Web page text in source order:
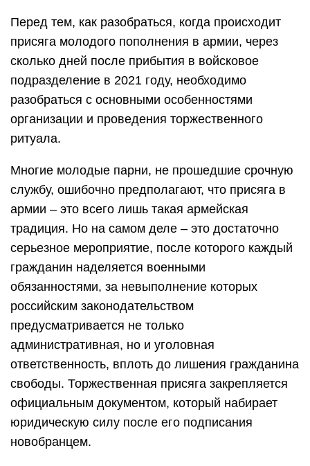
Перед тем, как разобраться, когда происходит
присяга молодого пополнения в армии, через
сколько дней после прибытия в войсковое
подразделение в 2021 году, необходимо
разобраться с основными особенностями
организации и проведения торжественного
ритуала.
Многие молодые парни, не прошедшие срочную
службу, ошибочно предполагают, что присяга в
армии – это всего лишь такая армейская
традиция. Но на самом деле – это достаточно
серьезное мероприятие, после которого каждый
гражданин наделяется военными
обязанностями, за невыполнение которых
российским законодательством
предусматривается не только
административная, но и уголовная
ответственность, вплоть до лишения гражданина
свободы. Торжественная присяга закрепляется
официальным документом, который набирает
юридическую силу после его подписания
новобранцем.